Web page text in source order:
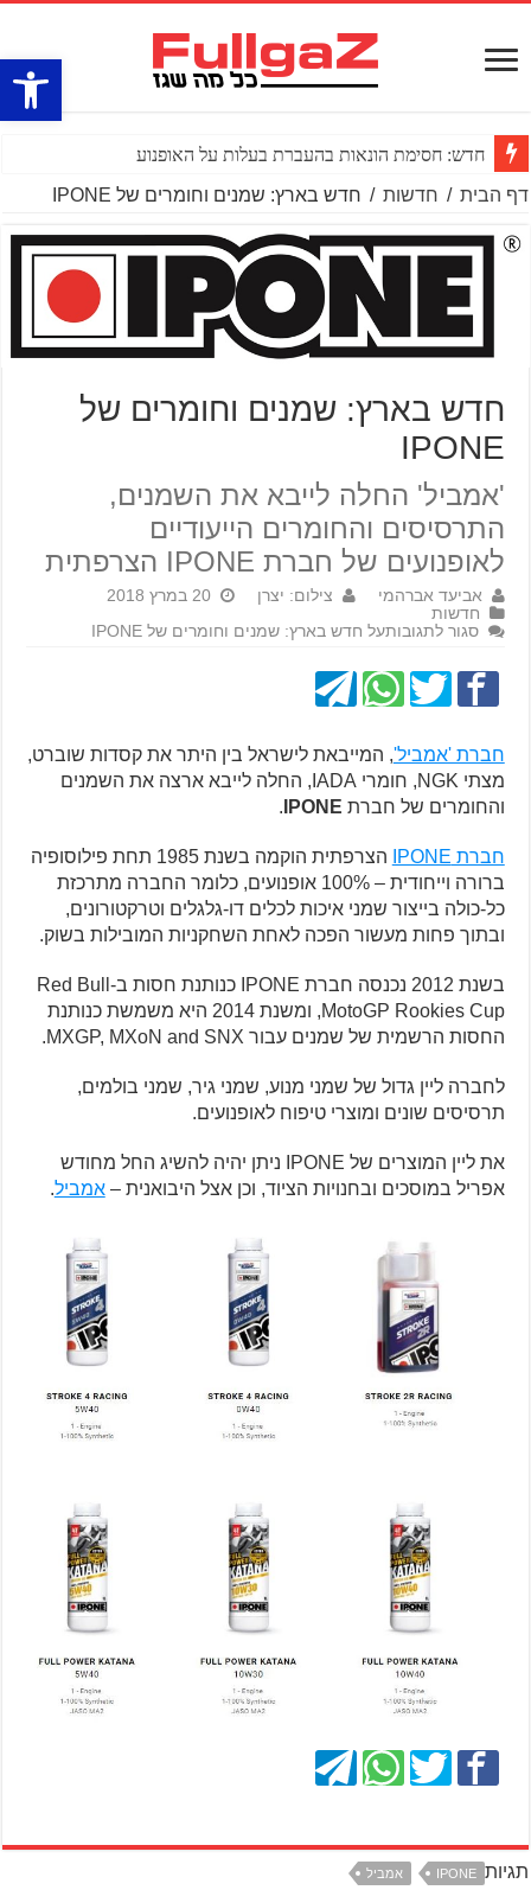
פתח
חדש: חסימת הונאות בהעברת בעלות על האופנוע
דף הבית / חדשות / חדש בארץ: שמנים וחומרים של IPONE
חדש בארץ: שמנים וחומרים של
IPONE
'אמביל' החלה לייבא את השמנים,
התרסיסים והחומרים הייעודיים
לאופנועים של חברת IPONE הצרפתית
אביעד אברהמי צילום: יצרן
20 במרץ 2018
חדשות
סגור לתגובותעל חדש בארץ: שמנים וחומרים של IPONE
חברת 'אמביל', המייבאת לישראל בין היתר את קסדות שוברט,
מצתי NGK, חומרי IADA, החלה לייבא ארצה את השמנים
והחומרים של חברת IPONE
.
חברת IPONE
הצרפתית הוקמה בשנת 1985 תחת פילוסופיה
ברורה וייחודית – 100% אופנועים, כלומר החברה מתרכזת
כל-כולה בייצור שמני איכות לכלים דו-גלגלים וטרקטורונים,
ובתוך פחות מעשור הפכה לאחת השחקניות המובילות בשוק.
בשנת 2012 נכנסה חברת IPONE כנותנת חסות ב-Red Bull
MotoGP Rookies Cup, ומשנת 2014 היא משמשת כנותנת
החסות הרשמית של שמנים עבור MXGP, MXoN and SNX.
לחברה ליין גדול של שמני מנוע, שמני גיר, שמני בולמים,
תרסיסים שונים ומוצרי טיפוח לאופנועים.
את ליין המוצרים של IPONE ניתן יהיה להשיג החל מחודש
אפריל במוסכים ובחנויות הציוד, וכן אצל היבואנית –אמביל.
תגיות IPONE אמביל